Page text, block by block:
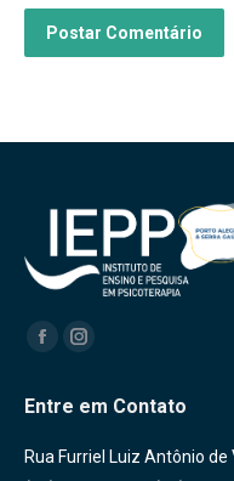
Postar Comentário
Encontre-nos em:
FacebookInstagram
Entre em Contato
Rua Furriel Luiz Antônio